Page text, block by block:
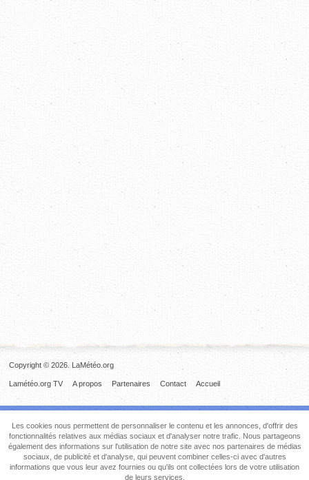
Copyright © 2026. LaMétéo.org
Accueil
Contact
Partenaires
A propos
Lamétéo.org TV
Les cookies nous permettent de personnaliser le contenu et les annonces, d'offrir des
fonctionnalités relatives aux médias sociaux et d'analyser notre trafic. Nous partageons
également des informations sur l'utilisation de notre site avec nos partenaires de médias
sociaux, de publicité et d'analyse, qui peuvent combiner celles-ci avec d'autres
informations que vous leur avez fournies ou qu'ils ont collectées lors de votre utilisation
de leurs services.